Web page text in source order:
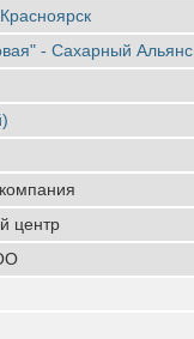
- Сахарный Альянс
центр